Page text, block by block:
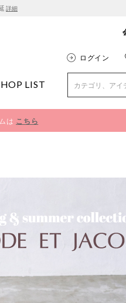
詳細
ログイン
LIST
は こちら